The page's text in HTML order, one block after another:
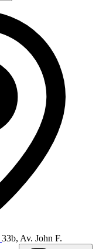
33b, Av. John F.